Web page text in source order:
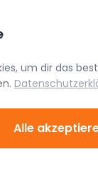
Tesla
Aston Martin
um dir das
Alle